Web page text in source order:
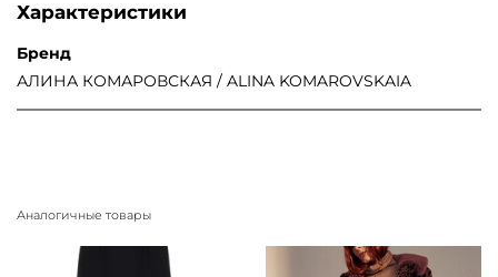
Характеристики
Бренд
АЛИНА КОМАРОВСКАЯ / ALINA KOMAROVSKAIA
Аналогичные товары